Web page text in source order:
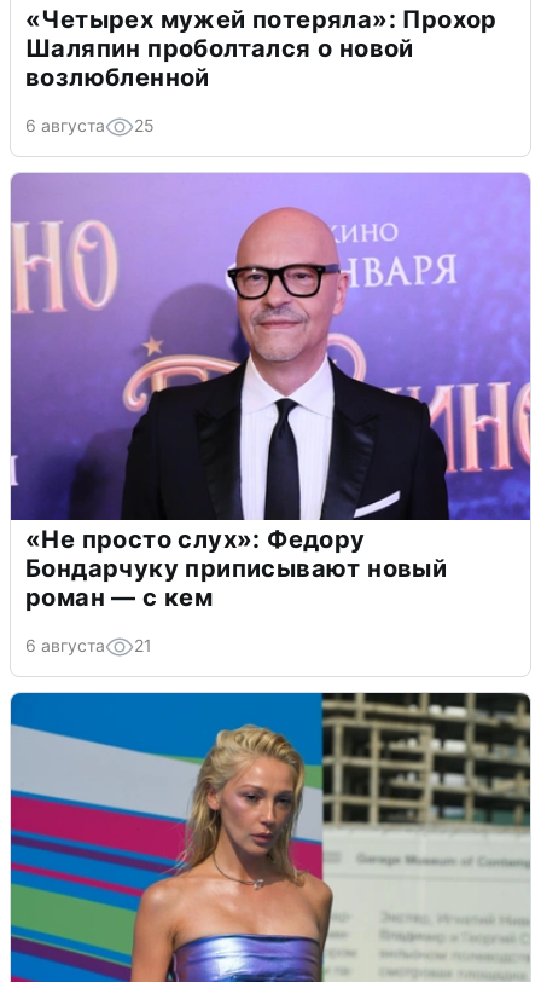
«Четырех мужей потеряла»: Прохор
Шаляпин проболтался о новой
возлюбленной
6 августа 25
«Не просто слух»: Федору
Бондарчуку приписывают новый
роман — с кем
6 августа 21